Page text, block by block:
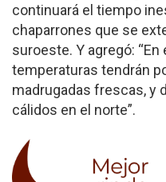
continuará el tiempo
chaparrones que se
suroeste. Y agregó:
temperaturas tendrán
madrugadas frescas, y
cálidos en el norte”.